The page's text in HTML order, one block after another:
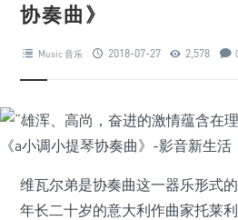
协奏曲》
Music 音乐 2018-07-27 2,578
维瓦尔弟是协奏曲这一器乐形式
年长二十岁的意大利作曲家托莱